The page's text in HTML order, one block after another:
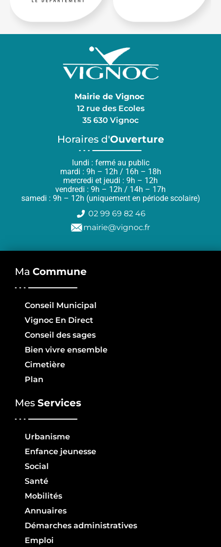
Mairie de Vignoc
12 rue des Ecoles
35 630 Vignoc
Horaires d'Ouverture
lundi : fermé au public
mardi : 9h – 12h / 16h – 18h
mercredi et jeudi : 9h – 12h
vendredi : 9h – 12h / 14h – 17h
samedi : 9h – 12h (uniquement en période scolaire)
02 99 69 82 46
mairie@vignoc.fr
Ma Commune
Conseil Municipal
Vignoc En Direct
Conseil des sages
Bien vivre ensemble
Cimetière
Plan
Mes Services
Urbanisme
Enfance jeunesse
Social
Santé
Mobilités
Annuaires
Démarches administratives
Emploi